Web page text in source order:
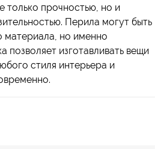
только прочностью, но и
Перила могут быть
материала, но именно
позволяет изготавливать вещи
стиля интерьера и